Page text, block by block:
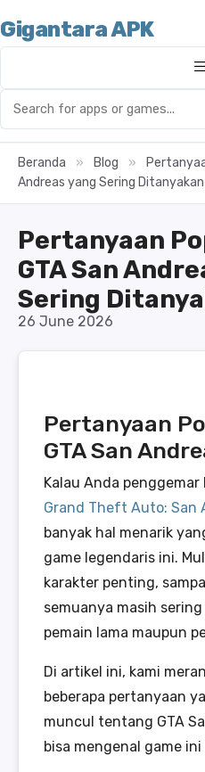
Gigantara APK
Beranda » Blog »
Andreas yang Sering Ditanyakan
Pertanyaan
GTA San
Sering
26 June 2026
Pertanyaan
GTA San
Kalau Anda
Grand Theft Auto: San
banyak hal menarik
game legendaris ini.
karakter penting,
semuanya masih
pemain lama maupun
Di artikel ini, kami
beberapa pertanyaan
muncul tentang GTA
bisa mengenal game